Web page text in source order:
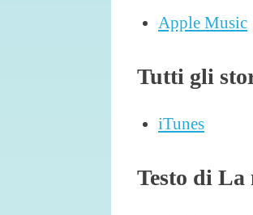
Apple Music
Tutti gli
iTunes
Testo di